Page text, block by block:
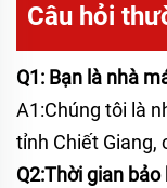
Câu hỏi
Q1: Bạn là nhà
A1:Chúng tôi là
tỉnh Chiết Giang,
Q2:Thời gian